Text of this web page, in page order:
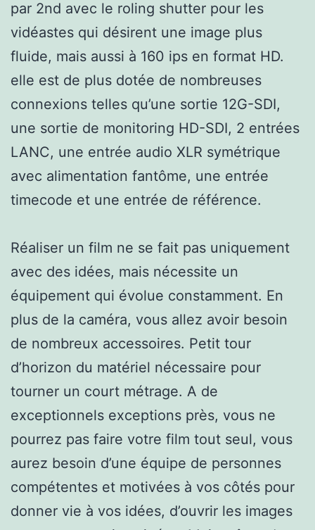
par 2nd avec le roling shutter pour les
vidéastes qui désirent une image plus
fluide, mais aussi à 160 ips en format HD.
elle est de plus dotée de nombreuses
connexions telles qu’une sortie 12G-SDI,
une sortie de monitoring HD-SDI, 2 entrées
LANC, une entrée audio XLR symétrique
avec alimentation fantôme, une entrée
timecode et une entrée de référence.
Réaliser un film ne se fait pas uniquement
avec des idées, mais nécessite un
équipement qui évolue constamment. En
plus de la caméra, vous allez avoir besoin
de nombreux accessoires. Petit tour
d’horizon du matériel nécessaire pour
tourner un court métrage. A de
exceptionnels exceptions près, vous ne
pourrez pas faire votre film tout seul, vous
aurez besoin d’une équipe de personnes
compétentes et motivées à vos côtés pour
donner vie à vos idées, d’ouvrir les images